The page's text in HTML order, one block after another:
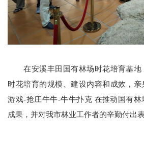
在安溪丰田国有林场时花培育基地
时花培育的规模、建设内容和成效，
游戏-抢庄牛牛-牛牛扑克 在推动国有
成果，并对我市林业工作者的辛勤付出表